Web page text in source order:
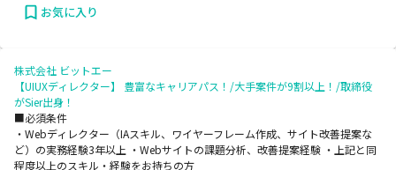
お気に入り
株式会社 ビットエー
【UIUXディレクター】 豊富なキャリアパス！/大手案件が9割以上！/取締役
がSier出身！
■必須条件
・Webディレクター（IAスキル、ワイヤーフレーム作成、サイト改善提案な
ど）の実務経験3年以上 ・Webサイトの課題分析、改善提案経験 ・上記と同
程度以上のスキル・経験をお持ちの方